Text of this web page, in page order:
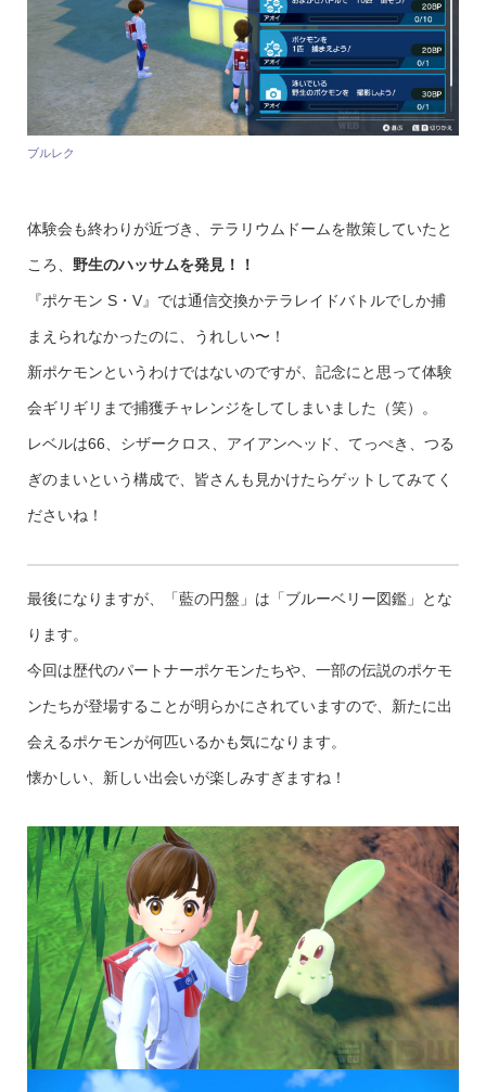
ブルレク
体験会も終わりが近づき、テラリウムドームを散策していたと
ころ、 野生のハッサムを発見！！
『ポケモン S・V』では通信交換かテラレイドバトルでしか捕
まえられなかったのに、うれしい〜！
新ポケモンというわけではないのですが、記念にと思って体験
会ギリギリまで捕獲チャレンジをしてしまいました（笑）。
レベルは66、シザークロス、アイアンヘッド、てっぺき、つる
ぎのまいという構成で、皆さんも見かけたらゲットしてみてく
ださいね！
最後になりますが、「藍の円盤」は「ブルーベリー図鑑」とな
ります。
今回は歴代のパートナーポケモンたちや、一部の伝説のポケモ
ンたちが登場することが明らかにされていますので、新たに出
会えるポケモンが何匹いるかも気になります。
懐かしい、新しい出会いが楽しみすぎますね！